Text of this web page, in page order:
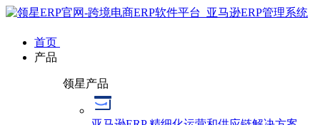
首页
产品
领星产品